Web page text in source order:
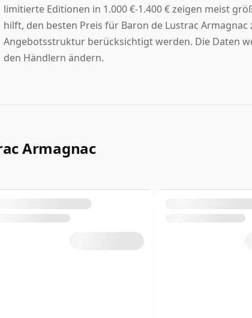
limitierte Editionen in 1.000 €-1.400 € zeigen meist
hilft, den besten Preis für Baron de Lustrac
Angebotsstruktur berücksichtigt werden. Die Daten
den Händlern ändern.
Armagnac